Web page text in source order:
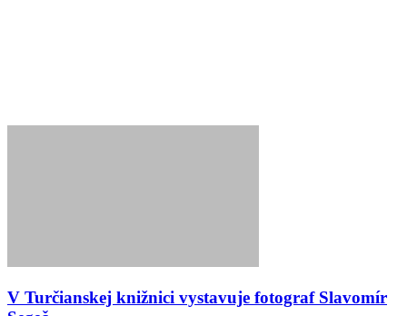
V Turčianskej knižnici vystavuje fotograf Slavomír